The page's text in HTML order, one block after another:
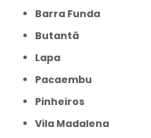
Barra Funda
Butantã
Lapa
Pacaembu
Pinheiros
Vila Madalena